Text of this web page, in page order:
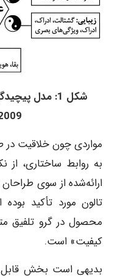
شکل 1: مدل
مواردی چون خلاقیت در
به روابط ساختاری، از
ارائه‌شده از سوی طراحان
تالون مورد تأکید
محصول در گرو تلفیق
کیفیت» است.
بدیهی است بخش قابل